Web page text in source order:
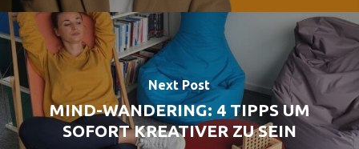
Next Post
MIND-WANDERING: 4 TIPPS UM
SOFORT KREATIVER ZU SEIN